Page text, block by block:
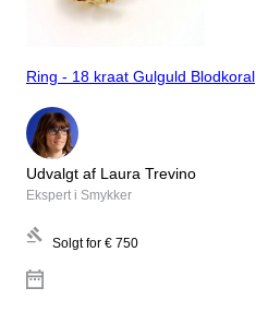
Ring - 18 kraat Gulguld Blodkoral
Udvalgt af Laura Trevino
Ekspert i Smykker
Solgt for € 750